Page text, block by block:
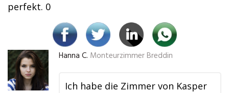
perfekt. 0
Hanna C. Monteurzimmer Breddin
Ich habe die Zimmer von Kasper